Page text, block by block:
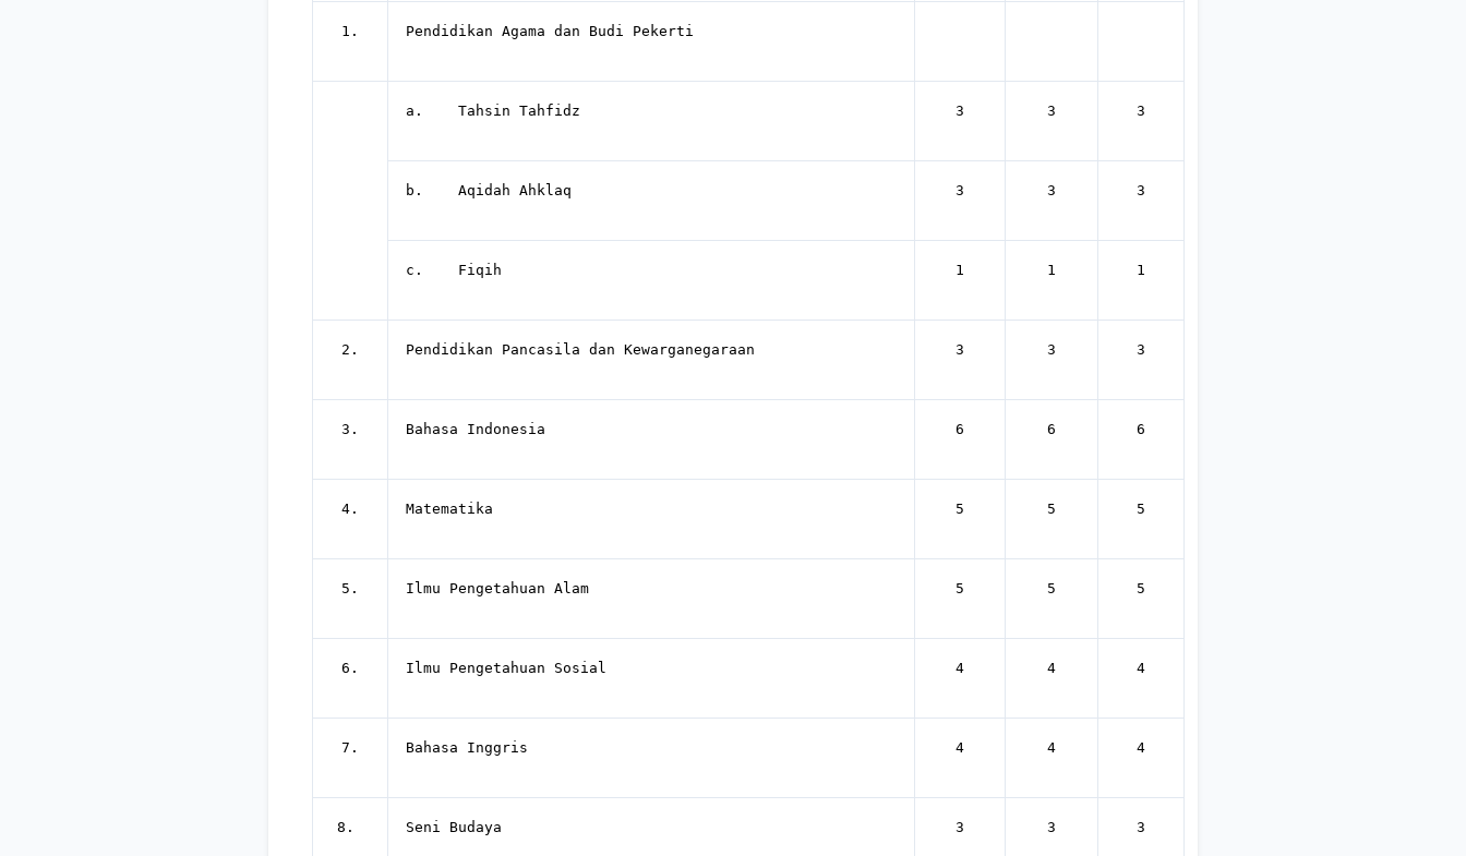
1. Pendidikan Agama dan Budi Pekerti
a. Tahsin Tahfidz 3 3 3
b. Aqidah Ahklaq 3 3 3
c. Fiqih 1 1 1
2. Pendidikan Pancasila dan Kewarganegaraan 3 3 3
3. Bahasa Indonesia 6 6 6
4. Matematika 5 5 5
5. Ilmu Pengetahuan Alam 5 5 5
6. Ilmu Pengetahuan Sosial 4 4 4
7. Bahasa Inggris 4 4 4
8. Seni Budaya 3 3 3